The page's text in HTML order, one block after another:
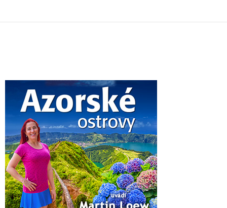
příspěvky